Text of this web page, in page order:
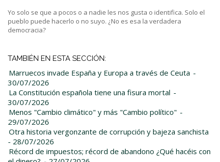
Yo solo se que a pocos o a nadie les nos gusta o identifica. Solo el
pueblo puede hacerlo o no suyo. ¿No es esa la verdadera
democracia?
TAMBIÉN EN ESTA SECCIÓN:
Marruecos invade España y Europa a través de Ceuta -
30/07/2026
La Constitución española tiene una fisura mortal -
30/07/2026
Menos "Cambio climático" y más "Cambio político" -
29/07/2026
Otra historia vergonzante de corrupción y bajeza sanchista
- 28/07/2026
Récord de impuestos; récord de abandono ¿Qué hacéis con